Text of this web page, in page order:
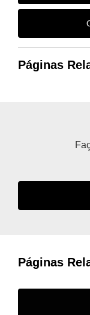
Páginas
Páginas